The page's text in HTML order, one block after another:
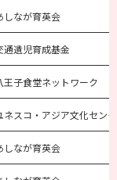
しなが育英会
通遺児育成基金
王子食堂ネットワーク
ネスコ・アジア文化セン
しなが育英会